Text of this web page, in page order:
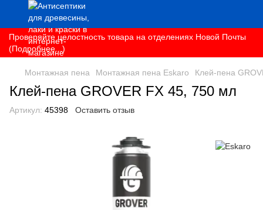
Проверяйте целостность товара на отделениях Новой Почты
(Подробнее...)
Монтажная пена Монтажная пена Eskaro Клей-пена
Клей-пена GROVER FX 45, 750 мл
Артикул: 45398 Оставить отзыв